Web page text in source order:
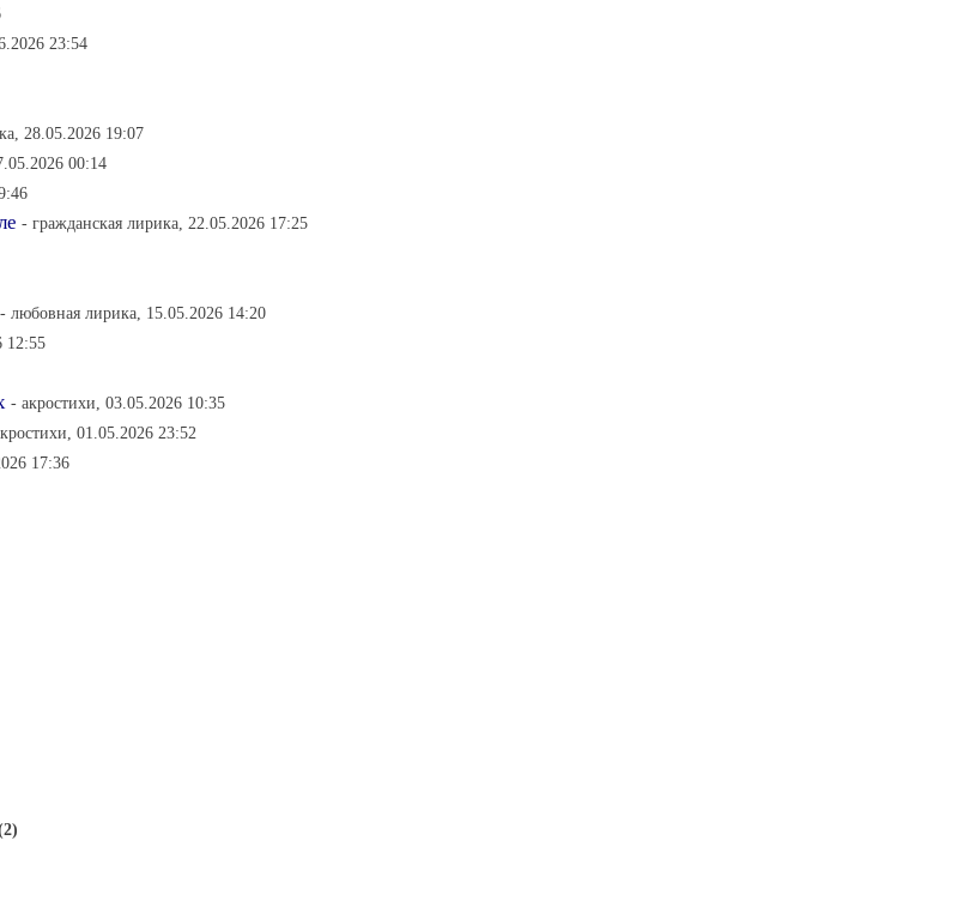
23:54
28.05.2026 19:07
00:14
- гражданская лирика, 22.05.2026 17:25
- любовная лирика, 15.05.2026 14:20
12:55
- акростихи, 03.05.2026 10:35
01.05.2026 23:52
17:36